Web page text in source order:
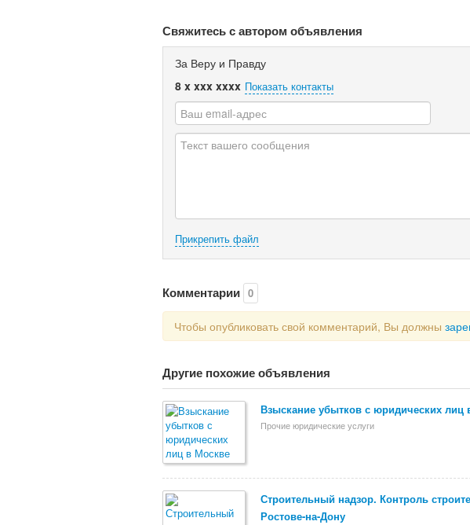
Свяжитесь с автором объявления
За Веру и Правду
8 x xxx xxxx Показать контакты
Прикрепить файл
Комментарии 0
Чтобы опубликовать свой комментарий, Вы должны
Другие похожие объявления
Взыскание убытков с юридических лиц
Прочие юридические услуги
Строительный надзор. Контроль
Ростове-на-Дону